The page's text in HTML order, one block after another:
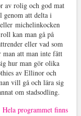
av rolig och god mat
genom att delta i
michelinkocken
kan man gå på
eller vad som
att man inte fått
hur man gör olika
av Ellinor och
vill gå och lära sig
om stadsodling.
Hela programmet finns